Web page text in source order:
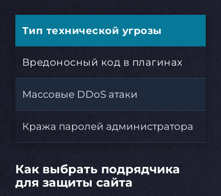
Тип технической угрозы
Вредоносный код в плагинах
Массовые DDoS атаки
Кража паролей администратора
Как выбрать подрядчика
для защиты сайта